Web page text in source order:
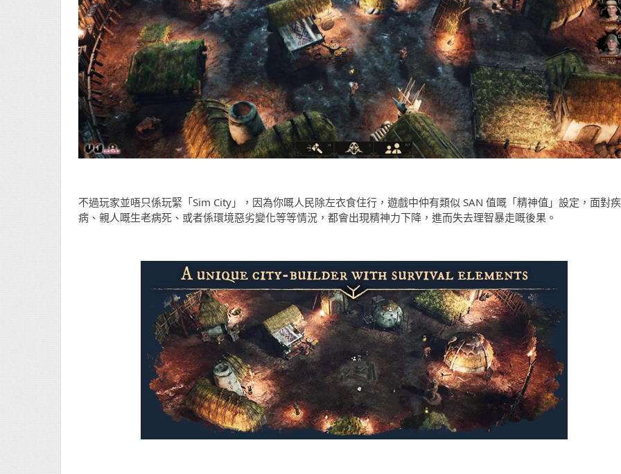
不過玩家並唔只係玩緊「Sim City」，因為你嘅人民除左衣食住行，遊戲中仲有類似 SAN 值嘅「精神值」設定，面對疾
病、親人嘅生老病死、或者係環境惡劣變化等等情況，都會出現精神力下降，進而失去理智暴走嘅後果。